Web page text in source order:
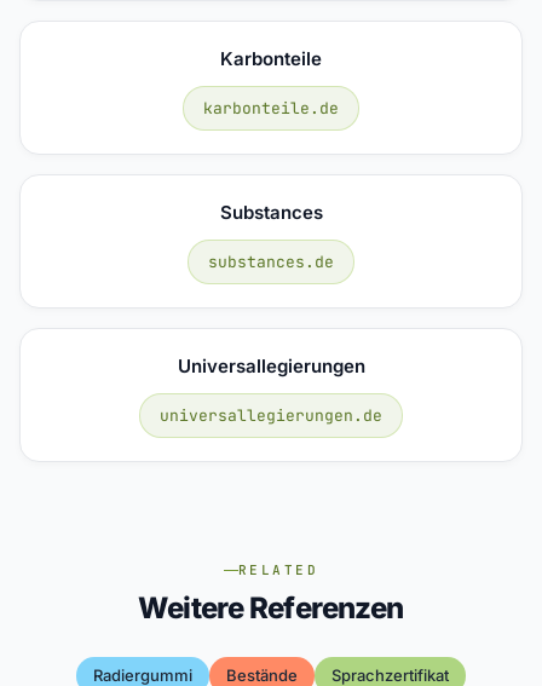
Karbonteile
karbonteile.de
Substances
substances.de
Universallegierungen
universallegierungen.de
RELATED
Weitere Referenzen
Radiergummi Bestände
Sprachzertifikat